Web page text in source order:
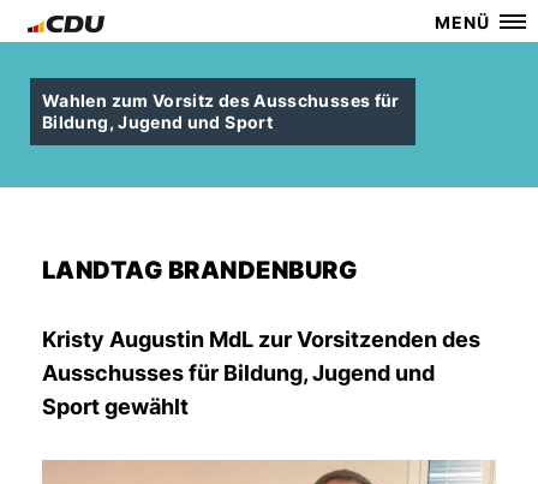
MENÜ
Wahlen zum Vorsitz des Ausschusses für
Bildung, Jugend und Sport
LANDTAG BRANDENBURG
Kristy Augustin MdL zur Vorsitzenden des
Ausschusses für Bildung, Jugend und
Sport gewählt